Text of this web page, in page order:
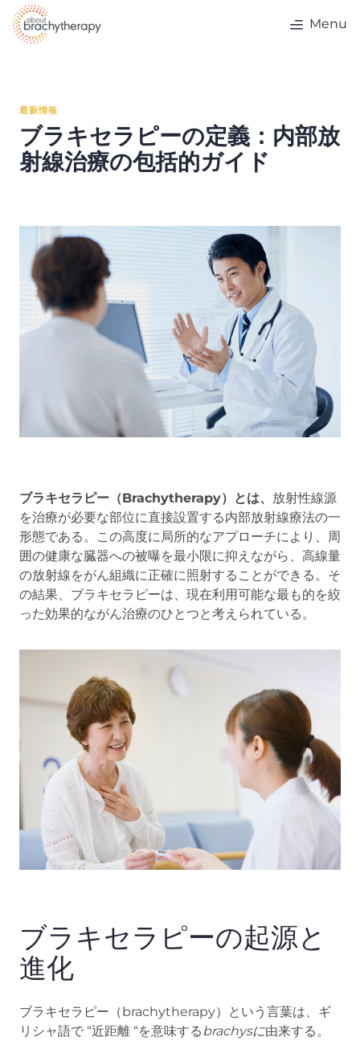
Skip to content
Menu
最新情報
ブラキセラピーの定義：内部放
射線治療の包括的ガイド
ブラキセラピー（Brachytherapy）とは、 放射性線源
を治療が必要な部位に直接設置する内部放射線療法の一
形態である。この高度に局所的なアプローチにより、周
囲の健康な臓器への被曝を最小限に抑えながら、高線量
の放射線をがん組織に正確に照射することができる。そ
の結果、ブラキセラピーは、現在利用可能な最も的を絞
った効果的ながん治療のひとつと考えられている。
ブラキセラピーの起源と
進化
ブラキセラピー（brachytherapy）という言葉は、ギ
リシャ語で “近距離 “を意味する brachysに由来する。